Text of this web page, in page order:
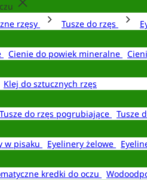
rzęsy Tusze do rzęs
Cienie do powiek mineralne
Klej do sztucznych rzęs
Tusze do rzęs pogrubiające
Tusze
w pisaku Eyelinery żelowe
kredki do oczu